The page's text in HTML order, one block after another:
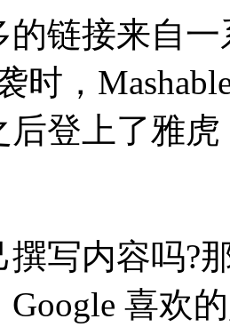
的链接来自
时，
后登上了雅虎
撰写内容吗?
Google 喜欢